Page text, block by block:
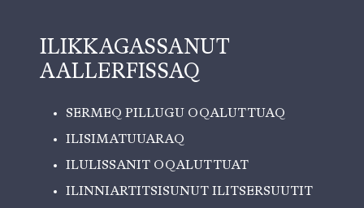
ILIKKAGASSANUT
AALLERFISSAQ
SERMEQ PILLUGU OQALUTTUAQ
ILISIMATUUARAQ
ILULISSANIT OQALUTTUAT
ILINNIARTITSISUNUT ILITSERSUUTIT